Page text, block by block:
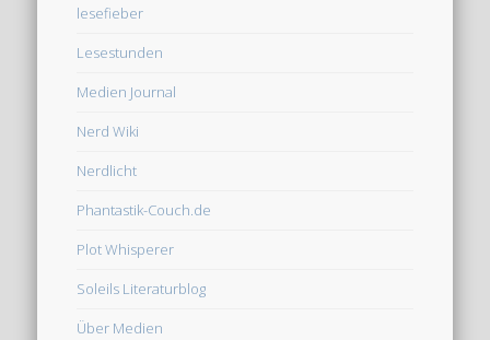
lesefieber
Lesestunden
Medien Journal
Nerd Wiki
Nerdlicht
Phantastik-Couch.de
Plot Whisperer
Soleils Literaturblog
Über Medien